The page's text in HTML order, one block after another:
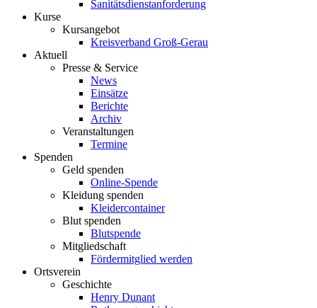
Sanitätsdienstanforderung
Kurse
Kursangebot
Kreisverband Groß-Gerau
Aktuell
Presse & Service
News
Einsätze
Berichte
Archiv
Veranstaltungen
Termine
Spenden
Geld spenden
Online-Spende
Kleidung spenden
Kleidercontainer
Blut spenden
Blutspende
Mitgliedschaft
Fördermitglied werden
Ortsverein
Geschichte
Henry Dunant